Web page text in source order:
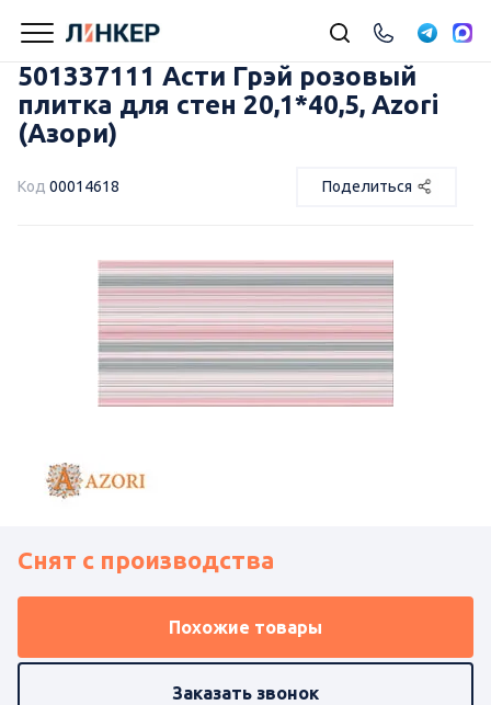
501337111 Асти Грэй розовый
плитка для стен 20,1*40,5, Azori
(Азори)
Код 00014618 Поделиться
Снят с производства
Похожие товары
Заказать звонок